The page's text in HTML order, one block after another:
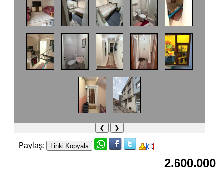
❮ ❯
Paylaş:
2.600.000